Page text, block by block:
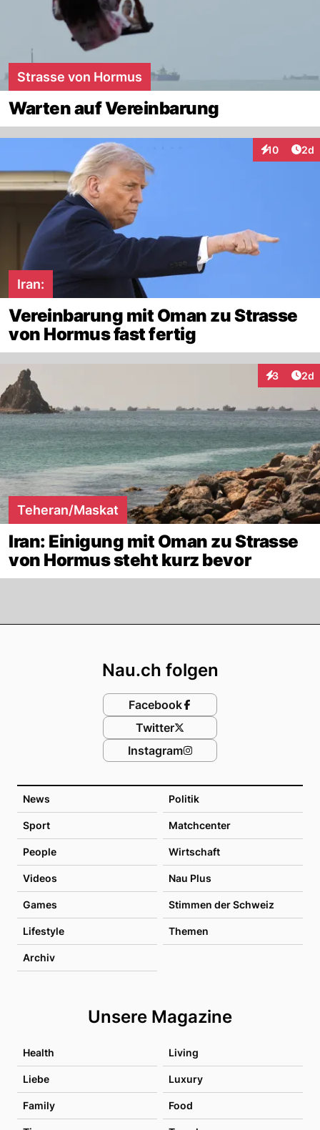
Strasse von Hormus
Warten auf Vereinbarung
10
Interaktionen
2d
Iran:
Vereinbarung mit Oman zu Strasse
von Hormus fast fertig
3 2d
Teheran/Maskat
Iran: Einigung mit Oman zu Strasse
von Hormus steht kurz bevor
News Politik
Sport Matchcenter
People Wirtschaft
Videos Nau Plus
Games Stimmen der Schweiz
Lifestyle Themen
Archiv
Unsere Magazine
Health Living
Liebe Luxury
Family Food
Nau.ch folgen
Facebook
Twitter
Instagram